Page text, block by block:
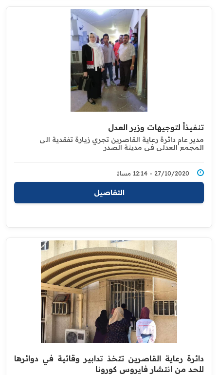
تنفيذاً لتوجيهات وزير العدل ‏
مدير عام دائرة رعاية القاصرين تجري زيارة تفقدية الى
المجمع ‏العدلي في مدينة الصدر ‏
27/10/2020 - 12:14 مساءً
التفاصيل
دائرة رعاية القاصرين تتخذ تدابير وقائية في دوائرها
للحد من انتشار فايروس كورونا